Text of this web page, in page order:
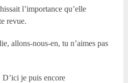
l’importance qu’elle
revue.
allons-nous-en, tu n’aimes pas
je puis encore